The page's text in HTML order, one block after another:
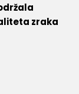
zraka